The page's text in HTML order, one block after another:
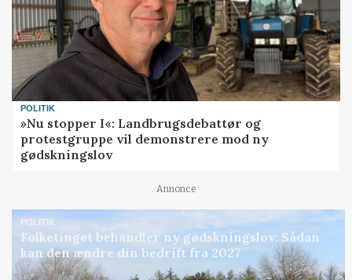
POLITIK
»Nu stopper I«: Landbrugsdebattør og
protestgruppe vil demonstrere mod ny
gødskningslov
Annonce
POLITIK
Folketinget behandler ny gødskningslov: Sådan
kan den ændre din bedrift fra 2027